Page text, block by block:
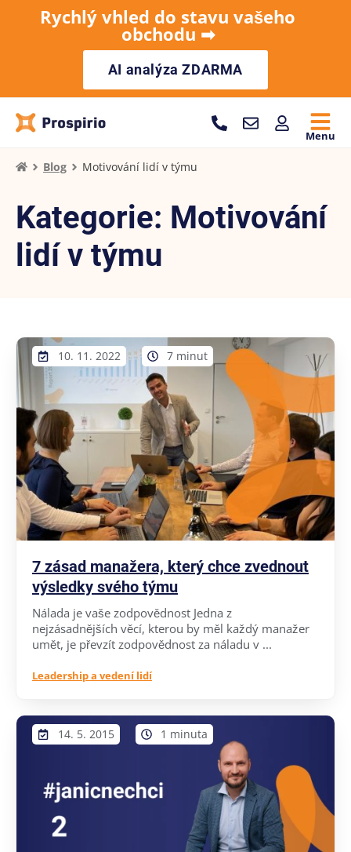
Rychlý vhled do stavu vašeho
obchodu ➡︎
AI analýza ZDARMA
Menu
Blog Motivování lidí v týmu
Kategorie: Motivování
lidí v týmu
10. 11. 2022 7 minut
7 zásad manažera, který chce zvednout
výsledky svého týmu
Nálada je vaše zodpovědnost Jedna z
nejzásadnějších věcí, kterou by měl každý manažer
umět, je převzít zodpovědnost za náladu v ...
Leadership a vedení lidí
14. 5. 2015 1 minuta